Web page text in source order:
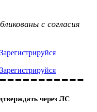
с согласия
Зарегистрируйся
Зарегистрируйся
━ ━ ━ ━ ━ ━ ━ ━ ━ ━
через ЛС